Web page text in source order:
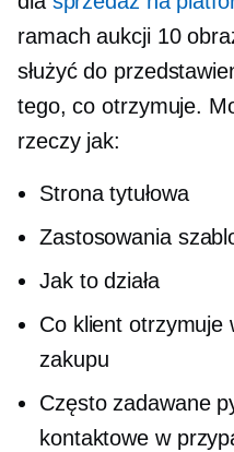
ramach aukcji 10
służyć do
tego, co otrzymuje.
rzeczy jak:
Strona tytułowa
Zastosowania
Jak to działa
Co klient otrzymuje
zakupu
Często zadawane
kontaktowe w